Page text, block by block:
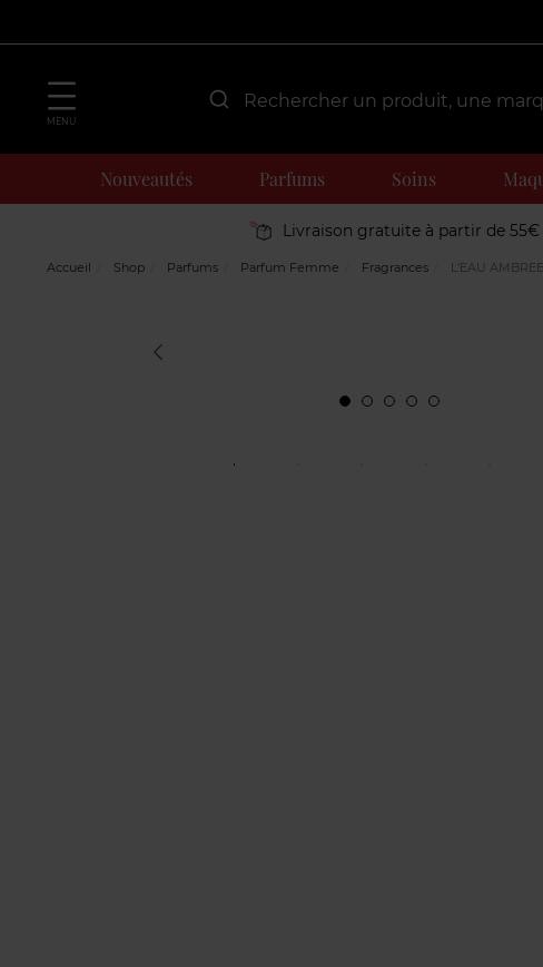
MENU
Nouveautés Parfums Soins
Livraison gratuite à partir de 55€
Accueil Shop Parfums Parfum Femme Fragrances L'EAU